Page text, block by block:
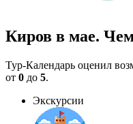
Киров в мае.
Тур-Календарь оценил
от 0 до 5.
Экскурсии